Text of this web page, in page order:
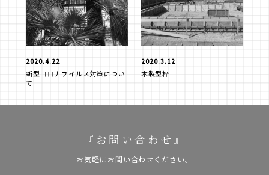
2020.4.22
新型コロナウイルス対策につい
て
2020.3.12
木製型枠
『お問い合わせ』
お気軽にお問い合わせください。